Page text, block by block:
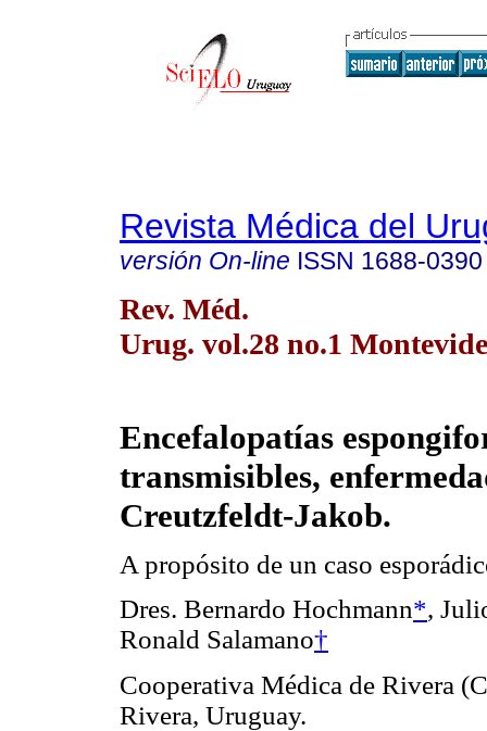
Revista Médica del
versión On-line ISSN 1688-0390
Rev. Méd.
Urug. vol.28 no.1
Encefalopatías
transmisibles,
Creutzfeldt-Jakob.
A propósito de un caso
Dres. Bernardo Hochmann*,
Ronald Salamano†
Cooperativa Médica de Rivera
Rivera, Uruguay.